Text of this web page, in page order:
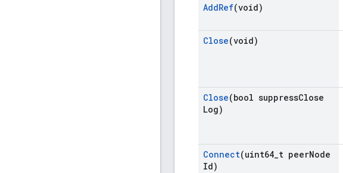
AddRef(void)
Close(void)
Close(bool suppressClose
Log)
Connect(uint64 t peerNode
Id)